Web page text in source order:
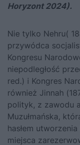
Horyzont 2024).
Nie tylko Nehru(
przywódca
Kongresu
niepodległość
red.) i Kongres
również Jinnah
polityk, z zawodu
Muzułmańska,
hasłem
miejsca